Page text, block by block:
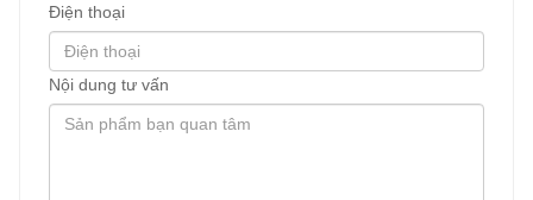
Điện thoại
Nội dung tư vấn